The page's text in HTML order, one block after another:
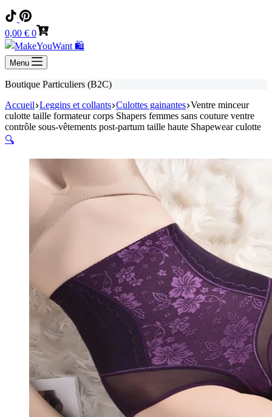
Panier
d’achat
0,00 € 0
Menu
Boutique Particuliers (B2C)
Accueil Leggins et collants Culottes gainantes Ventre minceur
culotte taille formateur corps Shapers femmes sans couture ventre
contrôle sous-vêtements post-partum taille haute Shapewear culotte
🔍